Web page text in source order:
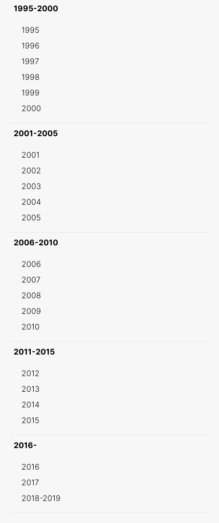
1995-2000
1995
1996
1997
1998
1999
2000
2001-2005
2001
2002
2003
2004
2005
2006-2010
2006
2007
2008
2009
2010
2011-2015
2012
2013
2014
2015
2016-
2016
2017
2018-2019